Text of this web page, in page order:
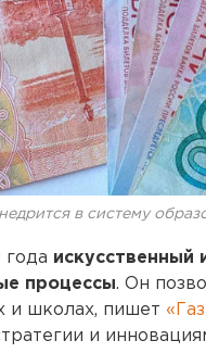
в систему
года искусственный
процессы. Он
и школах, пишет
и